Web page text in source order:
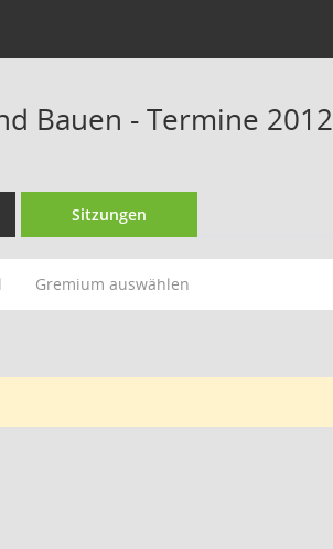
Bauen - Termine 2012
Sitzungen
Gremium auswählen